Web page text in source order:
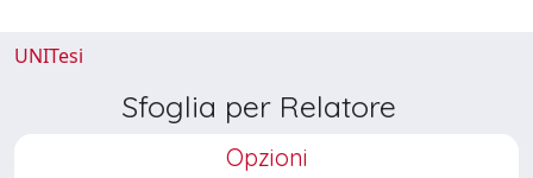
UNITesi
Sfoglia per Relatore
Opzioni